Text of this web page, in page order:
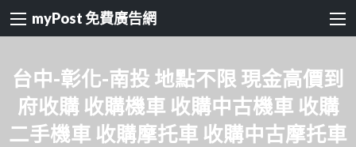
myPost 免費廣告網
台中-彰化-南投 地點不限 現金高價到
府收購 收購機車 收購中古機車 收購
二手機車 收購摩托車 收購中古摩托車